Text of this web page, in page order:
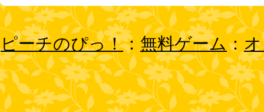
ピーチのぴっ！： 無料ゲーム ：